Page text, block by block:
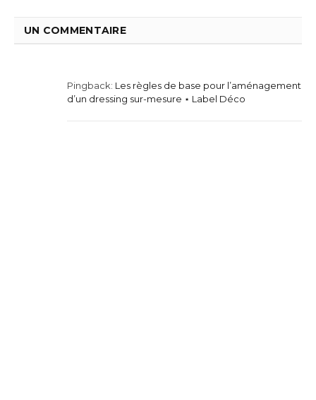
UN COMMENTAIRE
Pingback: Les règles de base pour l’aménagement
d’un dressing sur-mesure ⋆ Label Déco